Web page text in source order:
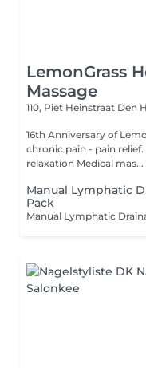
LemonGrass
Massage
110, Piet Heinstraat Den
16th Anniversary of Lemongrass Physical
chronic pain - pain
relaxation Medical mas...
Manual Lymphatic
Pack